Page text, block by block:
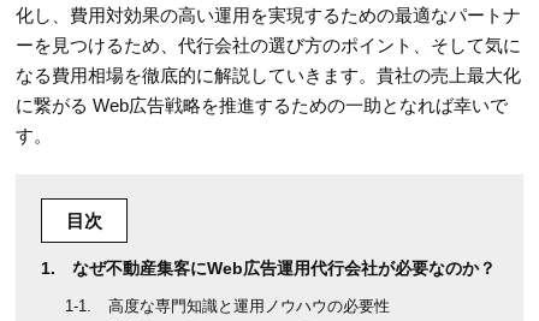
化し、費用対効果の高い運用を実現するための最適なパートナ
ーを見つけるため、代行会社の選び方のポイント、そして気に
なる費用相場を徹底的に解説していきます。貴社の売上最大化
に繋がる Web広告戦略を推進するための一助となれば幸いで
す。
目次
なぜ不動産集客にWeb広告運用代行会社が必要なのか？
高度な専門知識と運用ノウハウの必要性